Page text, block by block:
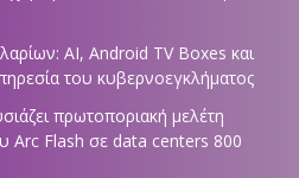
AI, Android TV Boxes και
του κυβερνοεγκλήματος
πρωτοποριακή μελέτη
Arc Flash σε data centers 800